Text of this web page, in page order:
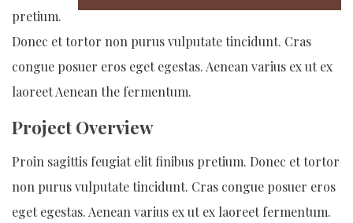
pretium.
Donec et tortor non purus vulputate tincidunt. Cras
congue posuer eros eget egestas. Aenean varius ex ut ex
laoreet Aenean the fermentum.
Project Overview
Proin sagittis feugiat elit finibus pretium. Donec et tortor
non purus vulputate tincidunt. Cras congue posuer eros
eget egestas. Aenean varius ex ut ex laoreet fermentum.